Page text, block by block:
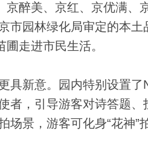
醉美、京红、京优满、
市园林绿化局审定的本土
走进市民生活。
新意。园内特别设置了
者，引导游客对诗答题、
场景，游客可化身“花神”